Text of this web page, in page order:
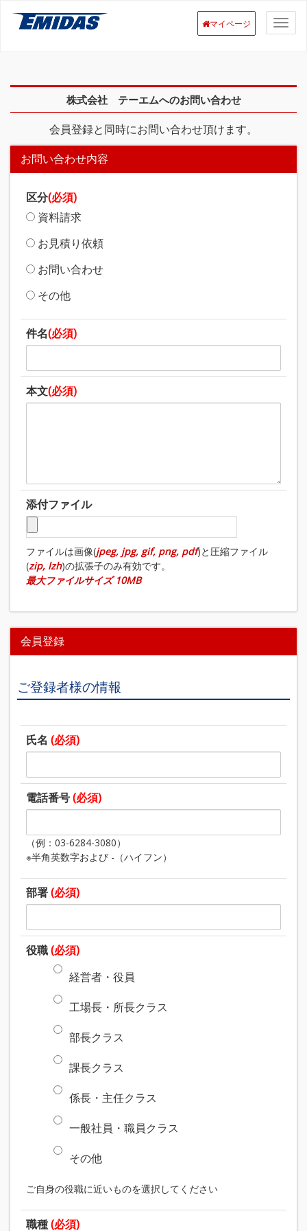
マイページ
株式会社 テーエムへのお問い合わせ
会員登録と同時にお問い合わせ頂けます。
お問い合わせ内容
区分(必須)
資料請求
お見積り依頼
お問い合わせ
その他
件名(必須)
本文(必須)
添付ファイル
ファイルは画像(jpeg, jpg, gif, png, pdf)と圧縮ファイル
(zip, lzh)の拡張子のみ有効です。
最大ファイルサイズ 10MB
会員登録
ご登録者様の情報
氏名 (必須)
電話番号(必須)
（例：03-6284-3080）
※半角英数字および -（ハイフン）
部署(必須)
役職(必須)
経営者・役員
工場長・所長クラス
部長クラス
課長クラス
係長・主任クラス
一般社員・職員クラス
その他
ご自身の役職に近いものを選択してください
職種(必須)